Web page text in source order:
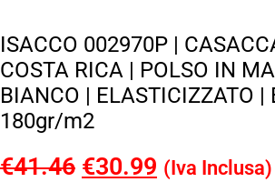
ISACCO 002970P |
COSTA RICA | POLSO IN
BIANCO | ELASTICIZZATO |
180gr/m2
€41.46 Il
€30.99 Il
(Iva Inclusa)